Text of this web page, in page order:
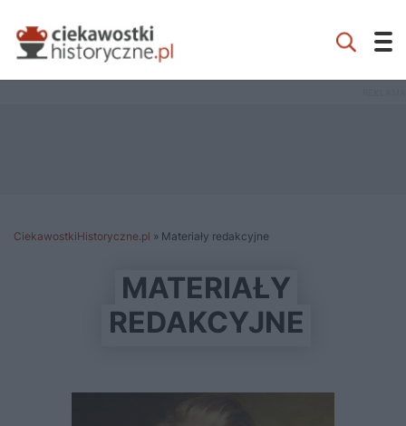
CiekawostkiHistoryczne.pl » Materiały redakcyjne
MATERIAŁY
REDAKCYJNE